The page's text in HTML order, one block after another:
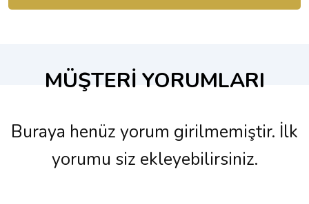
MÜŞTERİ YORUMLARI
Buraya henüz yorum girilmemiştir. İlk
yorumu siz ekleyebilirsiniz.